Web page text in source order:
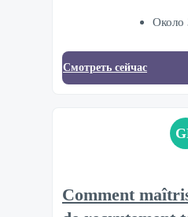
Около
Смотреть сейчас
Comment